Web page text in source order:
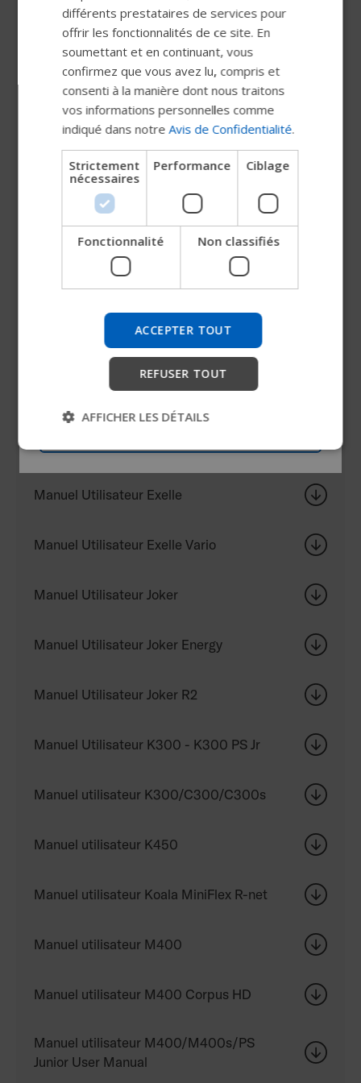
Manuel pour les coussins MOSAIC
Manuel pour les coussins ROHO Dry
Floatation
Manuel Utilisateur C350
Manuel utilisateur C400 Corpus 3G
Lowrider
Manuel utilisateur C500
Manuel utilisateur C500 Corpus 3G
Manuel Utilisateur Ego
Manuel Utilisateur Exelle
Manuel Utilisateur Exelle Vario
Manuel Utilisateur Joker
Manuel Utilisateur Joker Energy
Manuel Utilisateur Joker R2
Manuel Utilisateur K300 - K300 PS Jr
Manuel utilisateur K300/C300/C300s
Manuel utilisateur K450
Manuel utilisateur Koala MiniFlex R-net
Manuel utilisateur M400
Manuel utilisateur M400 Corpus HD
Manuel utilisateur M400/M400s/PS
Junior User Manual
Essayez notre nouveau guide
Permobil
Nous testons un moyen plus rapide d'explorer les
produits, d'obtenir des informations sur l'entreprise et
de trouver une assistance pour les appareils.
DUTCH
GERMAN
DANISH
NORWEGIAN
CHINESE (SIMPLIFIED)
SPANISH
différents prestataires de services pour
offrir les fonctionnalités de ce site. En
soumettant et en continuant, vous
confirmez que vous avez lu, compris et
consenti à la manière dont nous traitons
vos informations personnelles comme
indiqué dans notreAvis de Confidentialité.
Strictement
nécessaires
Performance Ciblage
Fonctionnalité Non classifiés
ACCEPTER TOUT
REFUSER TOUT
AFFICHER LES DÉTAILS